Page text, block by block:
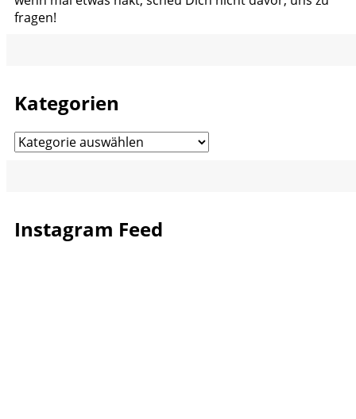
fragen!
Kategorien
Kategorien
Instagram Feed